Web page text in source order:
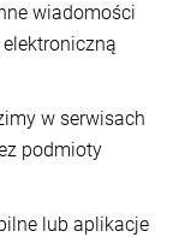
wiadomości
w serwisach
podmioty
lub aplikacje